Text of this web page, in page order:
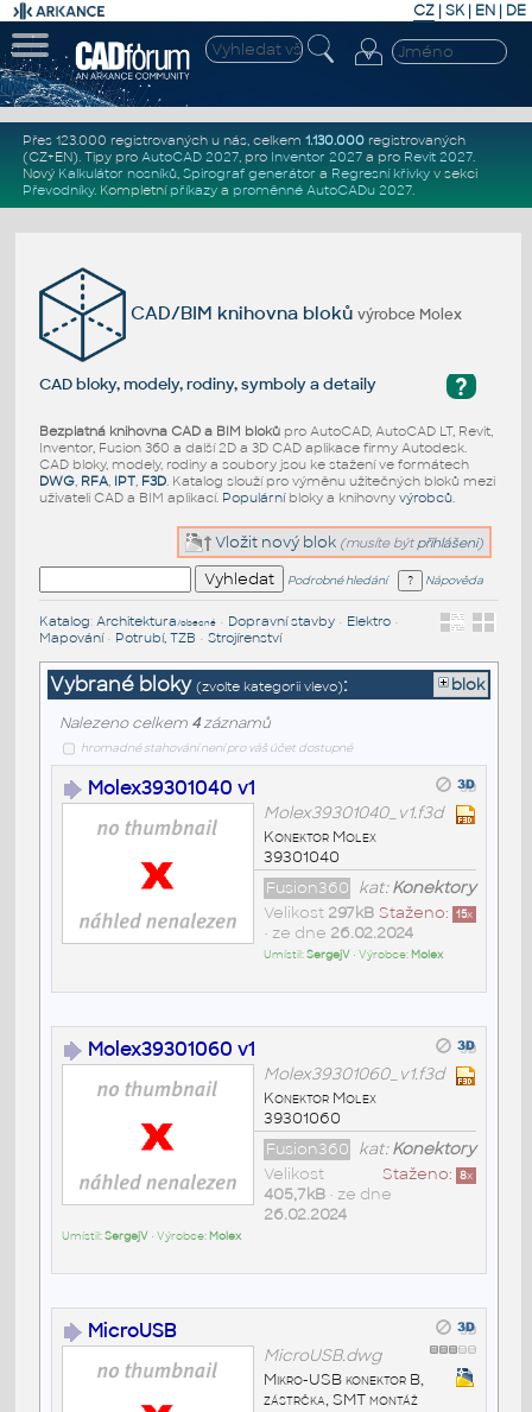
CZ | SK| EN | DE
Přes 123.000 registrovaných u nás, celkem 1.130.000registrovaných
(CZ+EN). Tipy pro AutoCAD 2027, pro Inventor 2027a pro Revit 2027.
Nový Kalkulátor nosníků, Spirograf generátor a Regresní křivkyv sekci
Převodníky. Kompletní příkazya proměnné AutoCADu 2027.
CAD/BIM knihovna blokůvýrobce Molex
?
CAD bloky, modely, rodiny, symboly a detaily
Bezplatná knihovna CAD a BIM blokůpro AutoCAD, AutoCAD LT, Revit,
Inventor, Fusion 360 a další 2D a 3D CAD aplikace firmy Autodesk.
CAD bloky, modely, rodiny a soubory jsou ke stažení ve formátech
DWG, RFA, IPT, F3D. Katalog slouží pro výměnu užitečných bloků mezi
uživateli CAD a BIM aplikací. Populárníbloky a knihovny výrobců.
Vložit nový blok (musíte být přihlášeni)
Podrobné hledání Nápověda
Katalog: Architektura/obecné• Dopravní stavby• Elektro•
Mapování• Potrubí, TZB • Strojírenství
Vybrané bloky (zvolte kategorii vlevo): blok
Nalezeno celkem 4záznamů
hromadné stahování není pro váš účet dostupné
Molex39301040 v1
Molex39301040_v1.f3d
Konektor Molex
39301040
kat:Konektory
Fusion360
Staženo: 15x
Velikost 297kB
• ze dne 26.02.2024
Umístil:SergejV• Výrobce: Molex
Molex39301060 v1
Molex39301060_v1.f3d
Konektor Molex
39301060
kat:Konektory
Fusion360
Staženo: 8x
Velikost
405,7kB• ze dne
26.02.2024
Umístil:SergejV• Výrobce: Molex
MicroUSB
MicroUSB.dwg
Mikro-USB konektor B,
zástrčka, SMT montáž